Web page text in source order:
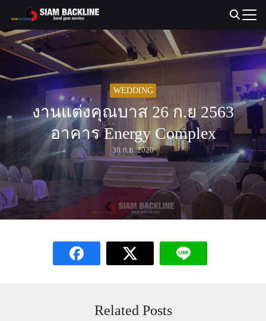
content
Search
for:
WEDDING
งานแต่งคุณบาส 26 ก.ย 2563
อาคาร Energy Complex
30 ก.ย. 2020
Related Posts